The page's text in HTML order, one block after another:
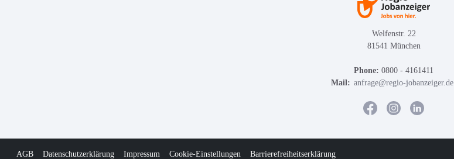
Welfenstr. 22
81541 München
Phone: 0800 - 4161411
Mail: anfrage@regio-jobanzeiger.de
AGB Datenschutzerklärung Impressum Cookie-Einstellungen Barrierefreiheitserklärung